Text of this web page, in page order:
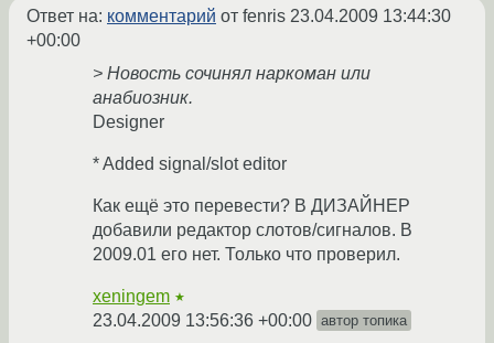
Ответ на: комментарий от fenris 23.04.2009 13:44:30
+00:00
> Новость сочинял наркоман или
анабиозник.
Designer
* Added signal/slot editor
Как ещё это перевести? В ДИЗАЙНЕР
добавили редактор слотов/сигналов. В
2009.01 его нет. Только что проверил.
xeningem ★
23.04.2009 13:56:36 +00:00 автор топика